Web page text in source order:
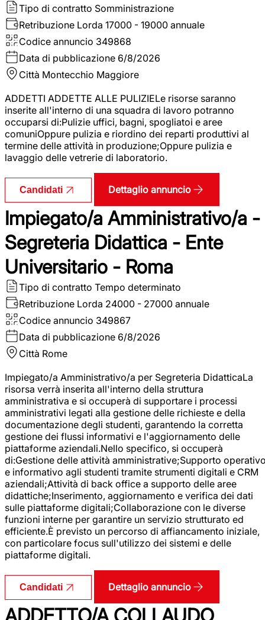
Tipo di contratto Somministrazione
Retribuzione Lorda 17000 - 19000 annuale
Codice annuncio 349868
Data di pubblicazione 6/8/2026
Città Montecchio Maggiore
ADDETTI ADDETTE ALLE PULIZIELe risorse saranno
inserite all'interno di una squadra di lavoro potranno
occuparsi di:Pulizie uffici, bagni, spogliatoi e aree
comuniOppure pulizia e riordino dei reparti produttivi al
termine delle attività in produzione;Oppure pulizia e
lavaggio delle vetrerie di laboratorio.
Candidati Dettaglio annuncio
Impiegato/a Amministrativo/a -
Segreteria Didattica - Ente
Universitario - Roma
Tipo di contratto Tempo determinato
Retribuzione Lorda 24000 - 27000 annuale
Codice annuncio 349867
Data di pubblicazione 6/8/2026
Città Rome
Impiegato/a Amministrativo/a per Segreteria DidatticaLa
risorsa verrà inserita all'interno della struttura
amministrativa e si occuperà di supportare i processi
amministrativi legati alla gestione delle richieste e della
documentazione degli studenti, garantendo la corretta
gestione dei flussi informativi e l'aggiornamento delle
piattaforme aziendali.Nello specifico, si occuperà
di:Gestione delle attività amministrative;Supporto
e informativo agli studenti tramite strumenti digitali e CRM
aziendali;Attività di back office a supporto delle aree
didattiche;Inserimento, aggiornamento e verifica dei dati
sulle piattaforme digitali;Collaborazione con le diverse
funzioni interne per garantire un servizio strutturato ed
efficiente.È previsto un percorso di affiancamento iniziale,
con particolare focus sull'utilizzo dei sistemi e delle
piattaforme digitali.
Candidati Dettaglio annuncio
ADDETTO/A COLLAUDO